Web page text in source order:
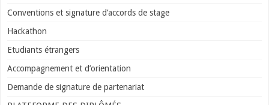
Conventions et signature d’accords de stage
Hackathon
Etudiants étrangers
Accompagnement et d’orientation
Demande de signature de partenariat